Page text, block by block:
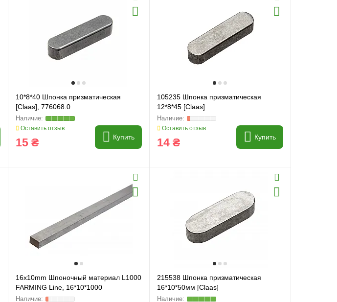
10*8*40 Шпонка призматическая
[Claas], 776068.0
Оставить отзыв
15 ₴ Купить
105235 Шпонка призматическая
12*8*45 [Claas]
Оставить отзыв
14 ₴ Купить
16x10mm Шпоночный материал L1000
FARMING Line, 16*10*1000
215538 Шпонка призматическая
16*10*50мм [Claas]